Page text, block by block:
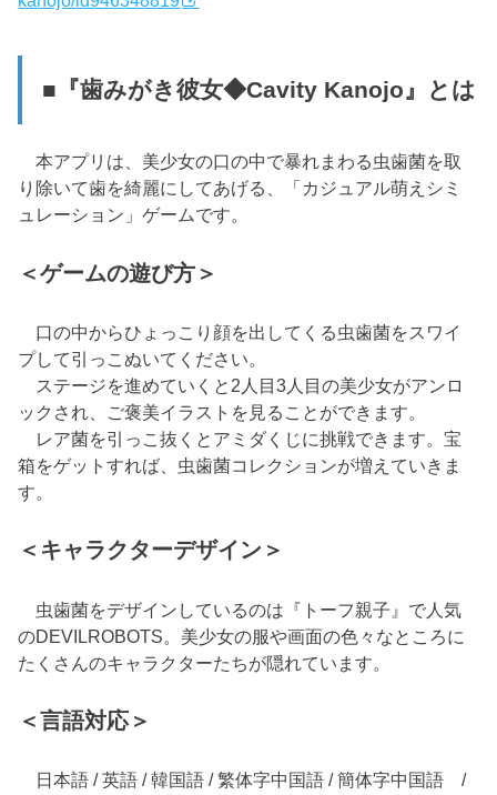
■『歯みがき彼女◆Cavity Kanojo』とは
本アプリは、美少女の口の中で暴れまわる虫歯菌を取
り除いて歯を綺麗にしてあげる、「カジュアル萌えシミ
ュレーション」ゲームです。
＜ゲームの遊び方＞
口の中からひょっこり顔を出してくる虫歯菌をスワイ
プして引っこぬいてください。
ステージを進めていくと2人目3人目の美少女がアンロ
ックされ、ご褒美イラストを見ることができます。
レア菌を引っこ抜くとアミダくじに挑戦できます。宝
箱をゲットすれば、虫歯菌コレクションが増えていきま
す。
＜キャラクターデザイン＞
虫歯菌をデザインしているのは『トーフ親子』で人気
のDEVILROBOTS。美少女の服や画面の色々なところに
たくさんのキャラクターたちが隠れています。
＜言語対応＞
日本語 / 英語 / 韓国語 / 繁体字中国語 / 簡体字中国語 /